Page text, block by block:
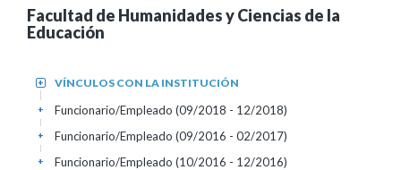
Facultad de Humanidades y Ciencias de la
Educación
VÍNCULOS CON LA INSTITUCIÓN
+
Funcionario/Empleado (09/2018 - 12/2018)
+
Funcionario/Empleado (09/2016 - 02/2017)
+
Funcionario/Empleado (10/2016 - 12/2016)
+